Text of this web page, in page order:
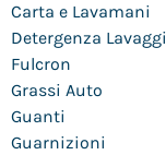
Carta e Lavamani
Detergenza Lavaggi
Fulcron
Grassi Auto
Guanti
Guarnizioni